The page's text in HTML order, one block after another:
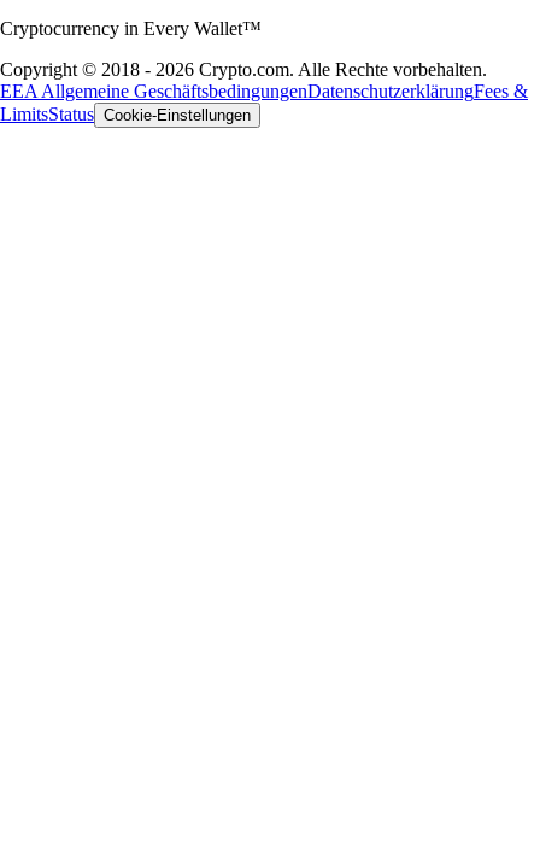
Cryptocurrency in Every Wallet™
Copyright © 2018 - 2026 Crypto.com. Alle Rechte vorbehalten.
EEA Allgemeine GeschäftsbedingungenDatenschutzerklärungFees &
LimitsStatus Cookie-Einstellungen